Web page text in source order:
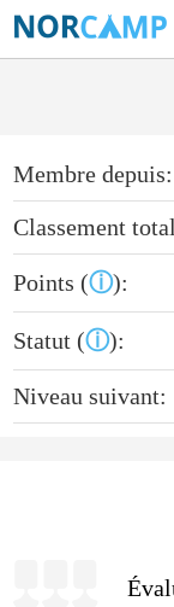
Membre depuis:
Classement
Points (ⓘ):
Statut (ⓘ):
Niveau suivant: